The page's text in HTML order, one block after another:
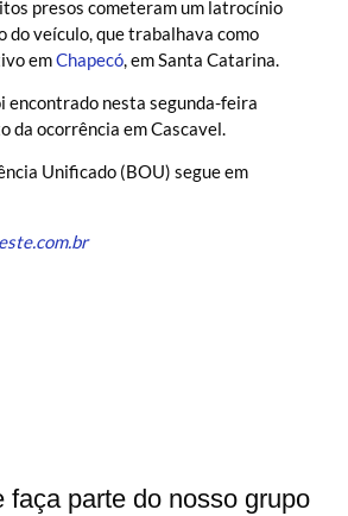
presos cometeram um latrocínio
veículo, que trabalhava como
emChapecó, em Santa Catarina.
encontrado nesta segunda-feira
da ocorrência em Cascavel.
Unificado (BOU) segue em
faça parte do nosso grupo